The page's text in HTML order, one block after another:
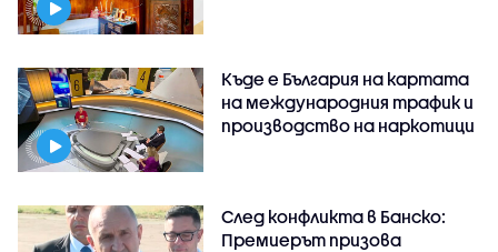
Къде е България на картата
на международния трафик и
производство на наркотици
След конфликта в Банско:
Премиерът призова